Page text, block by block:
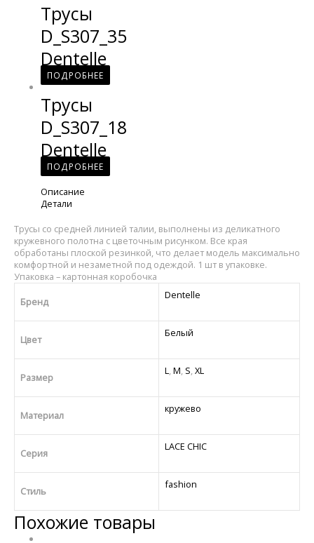
Трусы
D_S307_35
Dentelle
ПОДРОБНЕЕ
Трусы
D_S307_18
Dentelle
ПОДРОБНЕЕ
Описание
Детали
Трусы со средней линией талии, выполнены из деликатного
кружевного полотна с цветочным рисунком. Все края
обработаны плоской резинкой, что делает модель максимально
комфортной и незаметной под одеждой. 1 шт в упаковке.
Упаковка – картонная коробочка
Бренд
Dentelle
Цвет
Белый
Размер
L,M, S,XL
Материал
кружево
Серия
LACE CHIC
Стиль
fashion
Похожие товары